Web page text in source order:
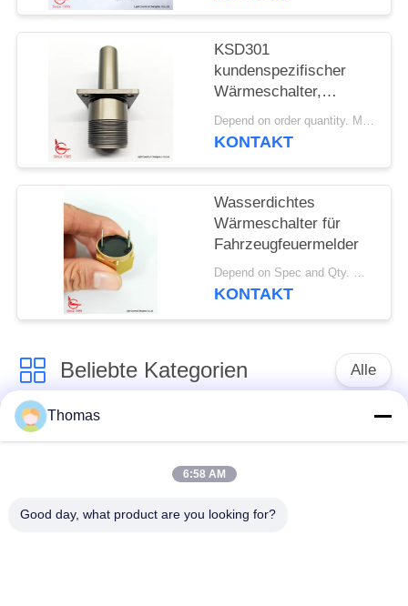
KSD301
kundenspezifischer
Wärmeschalter,
automatischer Reset,
für
Depend on order quantity. MOQ:1000 Stück, unterstützen auch Proben- oder Testmengen.
KONTAKT
Wasserdichtes
Wärmeschalter für
Fahrzeugfeuermelder
Depend on Spec and Qty. MOQ:1000 Stück
KONTAKT
Beliebte Kategorien Alle
Zurücksetzens
Thomas
6:58 AM
Good day, what product are you looking for?